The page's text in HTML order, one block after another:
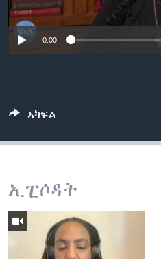
ቂሔ ጽልሚ
ቋንቋታት
0:00
ኣካፍል
ኢፒሶዳት